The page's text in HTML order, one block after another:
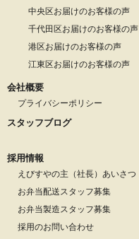
中央区お届けのお客様の声
千代田区お届けのお客様の声
港区お届けのお客様の声
江東区お届けのお客様の声
会社概要
プライバシーポリシー
スタッフブログ
採用情報
えびすやの主（社長）あいさつ
お弁当配送スタッフ募集
お弁当製造スタッフ募集
採用のお問い合わせ